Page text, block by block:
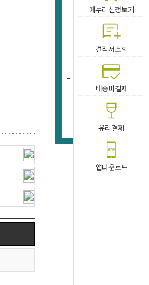
에누리신청보기
견적서조회
배송비결제
유리결제
앱다운로드
PO-파일